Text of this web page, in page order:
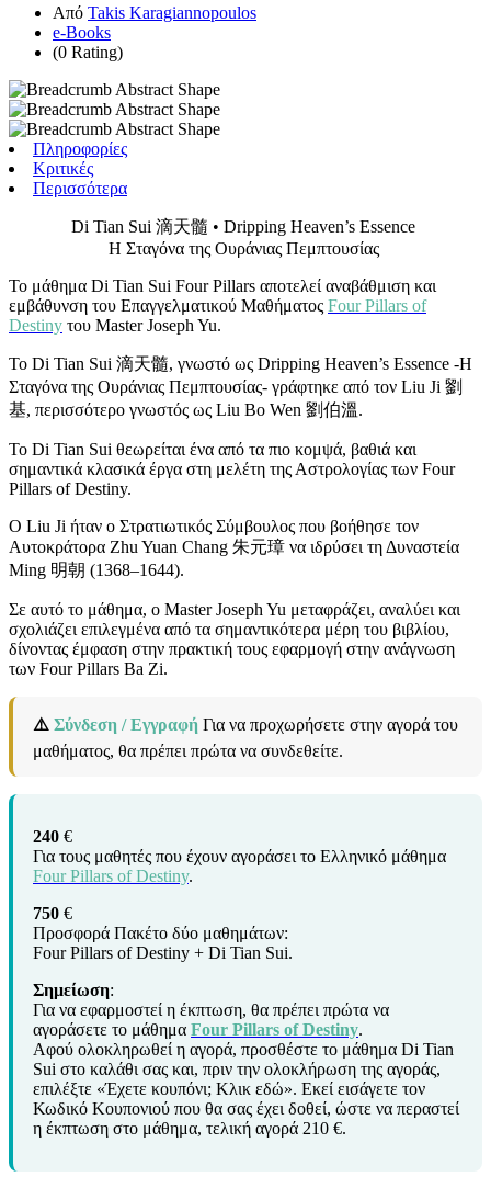
Από Takis Karagiannopoulos
e-Books
(0 Rating)
Πληροφορίες
Κριτικές
Περισσότερα
Di Tian Sui 滴天髓 • Dripping Heaven’s Essence
Η Σταγόνα της Ουράνιας Πεμπτουσίας
Το μάθημα Di Tian Sui Four Pillars αποτελεί αναβάθμιση και
εμβάθυνση του Επαγγελματικού Μαθήματος Four Pillars of
Destiny του Master Joseph Yu.
Το Di Tian Sui 滴天髓, γνωστό ως Dripping Heaven’s Essence -Η
Σταγόνα της Ουράνιας Πεμπτουσίας- γράφτηκε από τον Liu Ji 劉
基, περισσότερο γνωστός ως Liu Bo Wen 劉伯溫.
Το Di Tian Sui θεωρείται ένα από τα πιο κομψά, βαθιά και
σημαντικά κλασικά έργα στη μελέτη της Αστρολογίας των Four
Pillars of Destiny.
Ο Liu Ji ήταν ο Στρατιωτικός Σύμβουλος που βοήθησε τον
Αυτοκράτορα Zhu Yuan Chang 朱元璋 να ιδρύσει τη Δυναστεία
Ming 明朝 (1368–1644).
Σε αυτό το μάθημα, ο Master Joseph Yu μεταφράζει, αναλύει και
σχολιάζει επιλεγμένα από τα σημαντικότερα μέρη του βιβλίου,
δίνοντας έμφαση στην πρακτική τους εφαρμογή στην ανάγνωση
των Four Pillars Ba Zi.
⚠️ Σύνδεση / Εγγραφή Για να προχωρήσετε στην αγορά του
μαθήματος, θα πρέπει πρώτα να συνδεθείτε.
240 €
Για τους μαθητές που έχουν αγοράσει το Ελληνικό μάθημα
Four Pillars of Destiny.
750 €
Προσφορά Πακέτο δύο μαθημάτων:
Four Pillars of Destiny + Di Tian Sui.
Σημείωση:
Για να εφαρμοστεί η έκπτωση, θα πρέπει πρώτα να
αγοράσετε το μάθημα Four Pillars of Destiny.
Αφού ολοκληρωθεί η αγορά, προσθέστε το μάθημα Di Tian
Sui στο καλάθι σας και, πριν την ολοκλήρωση της αγοράς,
επιλέξτε «Έχετε κουπόνι; Κλικ εδώ». Εκεί εισάγετε τον
Κωδικό Κουπονιού που θα σας έχει δοθεί, ώστε να περαστεί
η έκπτωση στο μάθημα, τελική αγορά 210 €.